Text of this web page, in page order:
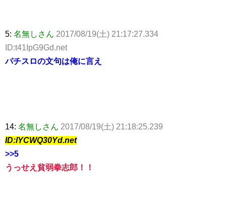
5: 名無しさん 2017/08/19(土) 21:17:27.334
ID:t41IpG9Gd.net
パチスロの文句は俺に言え
14: 名無しさん 2017/08/19(土) 21:18:25.239
ID:lYCWQ30Yd.net
>>5
うっせえ貧弱拳志郎！！